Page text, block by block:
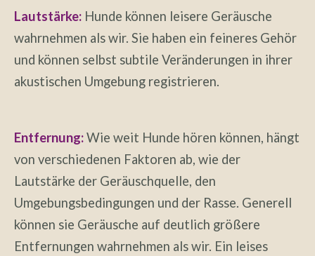
Lautstärke: Hunde können leisere Geräusche
wahrnehmen als wir. Sie haben ein feineres Gehör
und können selbst subtile Veränderungen in ihrer
akustischen Umgebung registrieren.
Entfernung:Wie weit Hunde hören können, hängt
von verschiedenen Faktoren ab, wie der
Lautstärke der Geräuschquelle, den
Umgebungsbedingungen und der Rasse. Generell
können sie Geräusche auf deutlich größere
Entfernungen wahrnehmen als wir. Ein leises